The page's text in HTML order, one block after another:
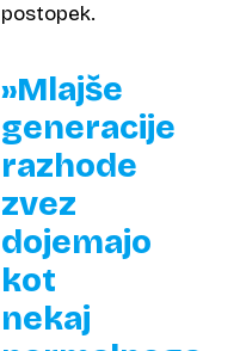
postopek.
»Mlajše
generacije
razhode
zvez
dojemajo
kot
nekaj